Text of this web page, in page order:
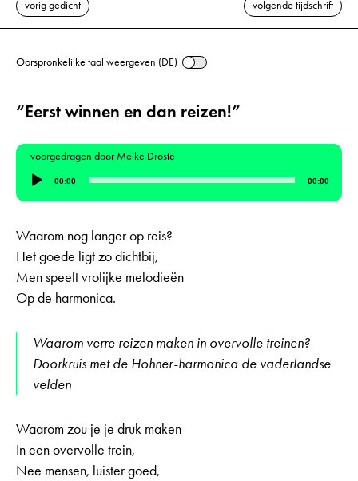
vorig gedicht volgende tijdschrift
Oorspronkelijke taal weergeven (DE)
“Eerst winnen en dan reizen!”
voorgedragen door Meike Droste
Audiospeler
00:00 00:00
Waarom nog langer op reis?
Het goede ligt zo dichtbij,
Men speelt vrolijke melodieën
Op de harmonica.
Waarom verre reizen maken in overvolle treinen?
Doorkruis met de Hohner-harmonica de vaderlandse
velden
Waarom zou je je druk maken
In een overvolle trein,
Nee mensen, luister goed,